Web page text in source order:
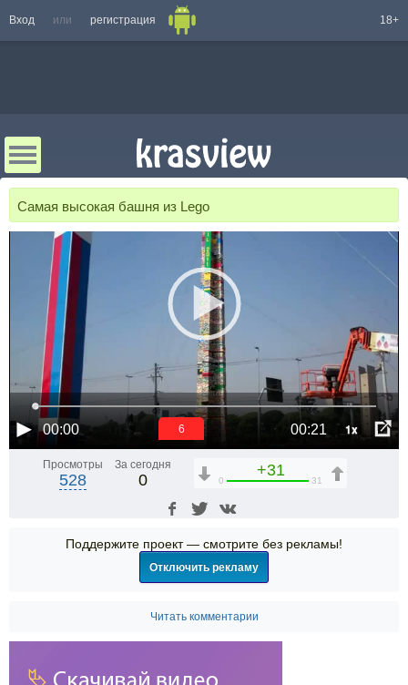
Вход или регистрация 18+
Самая высокая башня из Lego
00:00 00:21 1x
6
Просмотры
528
За сегодня
0
+31
0 31
Поддержите проект — смотрите без рекламы!
Отключить рекламу
Читать комментарии